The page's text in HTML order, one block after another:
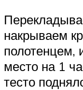
накрываем
полотенцем,
место на 1
тесто